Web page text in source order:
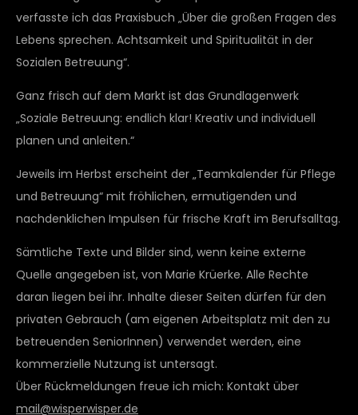
verfasste ich das Praxisbuch „Über die großen Fragen des
Lebens sprechen. Achtsamkeit und Spiritualität in der
Sozialen Betreuung“.
Ganz frisch auf dem Markt ist das Grundlagenwerk
„Soziale Betreuung: endlich klar! Kreativ und individuell
planen und anleiten.“
Jeweils im Herbst erscheint der „Teamkalender für Pflege
und Betreuung“ mit fröhlichen, ermutigenden und
nachdenklichen Impulsen für frische Kraft im Berufsalltag.
Sämtliche Texte und Bilder sind, wenn keine externe
Quelle angegeben ist, von Marie Krüerke. Alle Rechte
daran liegen bei ihr. Inhalte dieser Seiten dürfen für den
privaten Gebrauch (am eigenen Arbeitsplatz mit den zu
betreuenden SeniorInnen) verwendet werden, eine
kommerzielle Nutzung ist untersagt.
Über Rückmeldungen freue ich mich: Kontakt über
mail@wisperwisper.de